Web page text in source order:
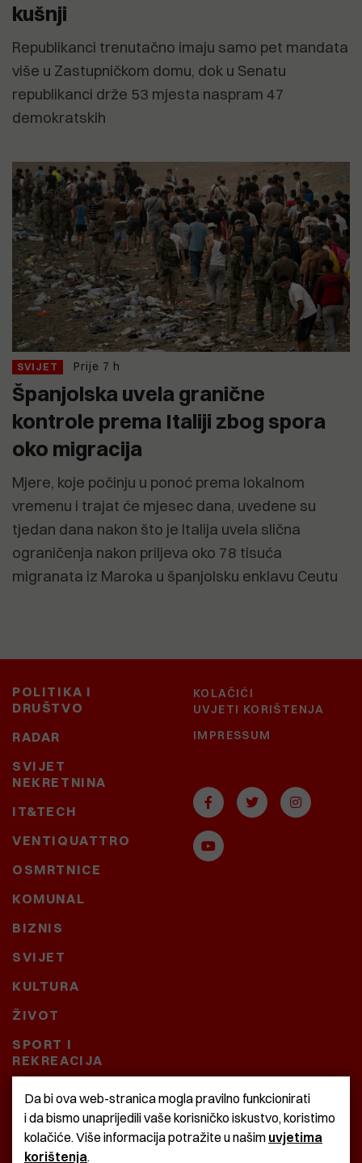
kušnji
Republikanci trenutačno imaju samo pet mandata
više u Zastupničkom domu, dok u Senatu
republikanci drže 53 mjesta naspram 47
demokratskih
SVIJET Prije 7 h
Španjolska uvela granične
kontrole prema Italiji zbog spora
oko migracija
Mjere, koje počinju u ponoć prema lokalnom
vremenu i trajat će mjesec dana, uvedene su
tjedan dana nakon što je Italija uvela slična
ograničenja nakon priljeva oko 78 tisuća
migranata iz Maroka u španjolsku enklavu Ceutu
POLITIKA I
DRUŠTVO
RADAR
SVIJET
NEKRETNINA
IT&TECH
VENTIQUATTRO
OSMRTNICE
KOMUNAL
BIZNIS
SVIJET
KULTURA
ŽIVOT
SPORT I
REKREACIJA
CRNA KRONIKA
BAŠTARDINI I PRAVI
KRASNA ZEMLJA
KOLAČIĆI
UVJETI KORIŠTENJA
IMPRESSUM
Da bi ova web-stranica mogla pravilno funkcionirati
i da bismo unaprijedili vaše korisničko iskustvo, koristimo
kolačiće. Više informacija potražite u našim uvjetima
korištenja.